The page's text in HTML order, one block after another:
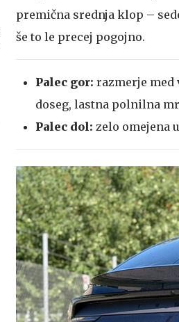
premična srednja klop –
še to le precej pogojno.
Palec gor: razmerje
doseg, lastna polnilna
Palec dol: zelo omejena